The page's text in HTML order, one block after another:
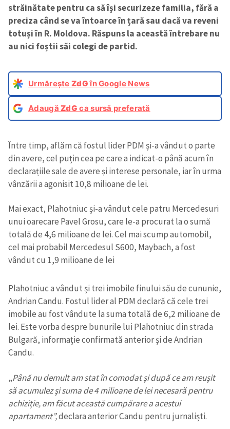
străinătate pentru ca să își securizeze familia, fără a
preciza când se va întoarce în țară sau dacă va reveni
totuși în R. Moldova. Răspuns la această întrebare nu
au nici foștii săi colegi de partid.
Urmărește ZdGîn Google News
AdaugăZdG ca sursă preferată
Între timp, aflăm că fostul lider PDM și-a vândut o parte
din avere, cel puțin cea pe care a indicat-o până acum în
declarațiile sale de avere și interese personale, iar în urma
vânzării a agonisit 10,8 milioane de lei.
Mai exact, Plahotniuc și-a vândut cele patru Mercedesuri
unui oarecare Pavel Grosu, care le-a procurat la o sumă
totală de 4,6 milioane de lei. Cel mai scump automobil,
cel mai probabil Mercedesul S600, Maybach, a fost
vândut cu 1,9 milioane de lei
Plahotniuc a vândut și trei imobile finului său de cununie,
Andrian Candu. Fostul lider al PDM declară că cele trei
imobile au fost vândute la suma totală de 6,2 milioane de
lei. Este vorba despre bunurile lui Plahotniuc din strada
Bulgară, informație confirmată anterior și de Andrian
Candu.
„Până nu demult am stat în comodat şi după ce am reuşit
să acumulez şi suma de 4 milioane de lei necesară pentru
achiziţie, am făcut această cumpărare a acestui
apartament”,declara anterior Candu pentru jurnaliști.